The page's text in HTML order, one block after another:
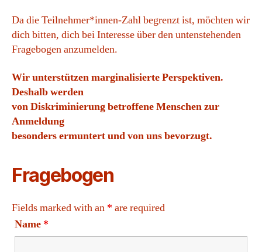
Da die Teilnehmer*innen-Zahl begrenzt ist, möchten wir
dich bitten, dich bei Interesse über den untenstehenden
Fragebogen anzumelden.
Wir unterstützen marginalisierte Perspektiven.
Deshalb werden
von Diskriminierung betroffene Menschen zur
Anmeldung
besondersermuntert und von uns bevorzugt.
Fragebogen
Fields marked with an * are required
Name *